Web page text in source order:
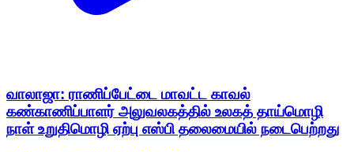
வாலாஜா: ராணிப்பேட்டை மாவட்ட காவல்
கண்காணிப்பாளர் அலுவலகத்தில் உலகத் தாய்மொழி
நாள் உறுதிமொழி ஏற்பு எஸ்பி தலைமையில் நடைபெற்றது